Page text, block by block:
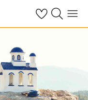
OmatHaku Valikko